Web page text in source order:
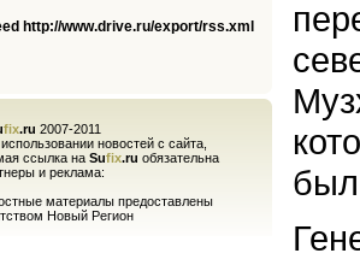
http://www.drive.ru/export/rss.xml
fix.ru 2007-2011
новостей с сайта,
ссылка на Sufix.ru обязательна
и реклама:
материалы предоставлены
Новый Регион